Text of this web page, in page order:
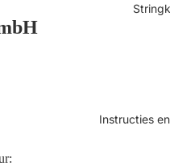
Instructies